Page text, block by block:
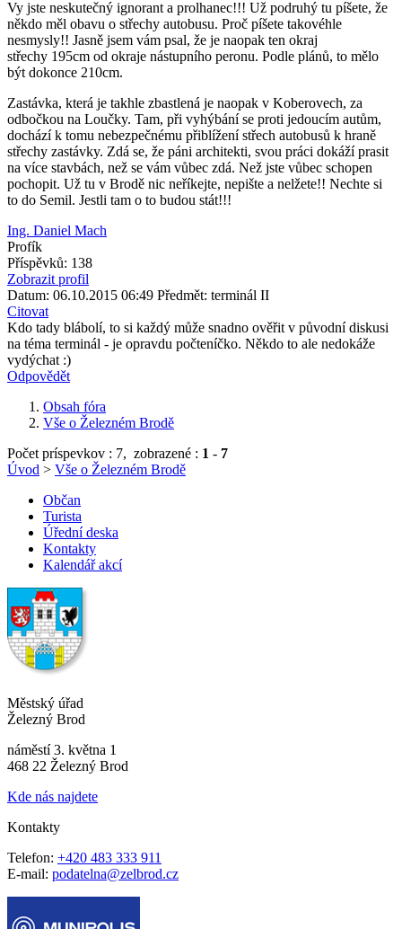
Vy jste neskutečný ignorant a prolhanec!!! Už podruhý tu píšete, že
někdo měl obavu o střechy autobusu. Proč píšete takovéhle
nesmysly!! Jasně jsem vám psal, že je naopak ten okraj
střechy 195cm od okraje nástupního peronu. Podle plánů, to mělo
být dokonce 210cm.
Zastávka, která je takhle zbastlená je naopak v Koberovech, za
odbočkou na Loučky. Tam, při vyhýbání se proti jedoucím autům,
dochází k tomu nebezpečnému přiblížení střech autobusů k hraně
střechy zastávky. Zdá se, že páni architekti, svou práci dokáží prasit
na více stavbách, než se vám vůbec zdá. Než jste vůbec schopen
pochopit. Už tu v Brodě nic neříkejte, nepište a nelžete!! Nechte si
to do Semil. Jestli tam o to budou stát!!!
Ing. Daniel Mach
Profík
Příspěvků: 138
Zobrazit profil
Datum: 06.10.2015 06:49 Předmět: terminál II
Citovat
Kdo tady blábolí, to si každý může snadno ověřit v původní diskusi
na téma terminál - je opravdu počteníčko. Někdo to ale nedokáže
vydýchat :)
Odpovědět
Obsah fóra
Vše o Železném Brodě
Počet príspevkov : 7, zobrazené : 1 - 7
Úvod > Vše o Železném Brodě
Občan
Turista
Úřední deska
Kontakty
Kalendář akcí
Městský úřad
Železný Brod
náměstí 3. května 1
468 22 Železný Brod
Kde nás najdete
Kontakty
Telefon: +420 483 333 911
E-mail: podatelna@zelbrod.cz